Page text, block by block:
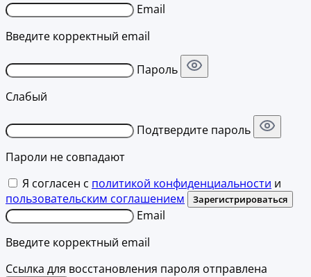
Email
Введите корректный email
Пароль
Слабый
Подтвердите пароль
Пароли не совпадают
Я согласен с политикой конфиденциальности и
пользовательским соглашением
Зарегистрироваться
Email
Введите корректный email
Ссылка для восстановления пароля отправлена